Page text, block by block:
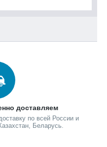
доставляем
по всей России и
Беларусь.